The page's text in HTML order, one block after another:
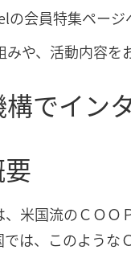
会員特集ページ
や、活動内容を
でイン
米国流のＣＯ
は、このような